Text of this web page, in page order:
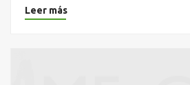
Leer más